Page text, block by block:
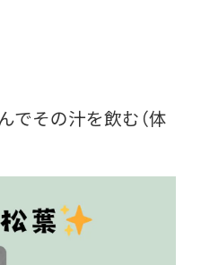
でその汁を飲む（体